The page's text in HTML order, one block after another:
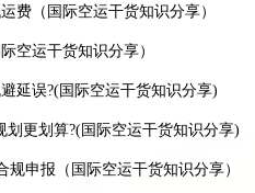
费（国际空运干货知识分享）
空运干货知识分享）
延误?(国际空运干货知识分享)
更划算?(国际空运干货知识分享)
规申报（国际空运干货知识分享）